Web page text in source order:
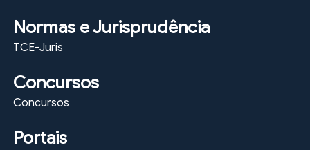
Normas e Jurisprudência
TCE-Juris
Concursos
Concursos
Portais